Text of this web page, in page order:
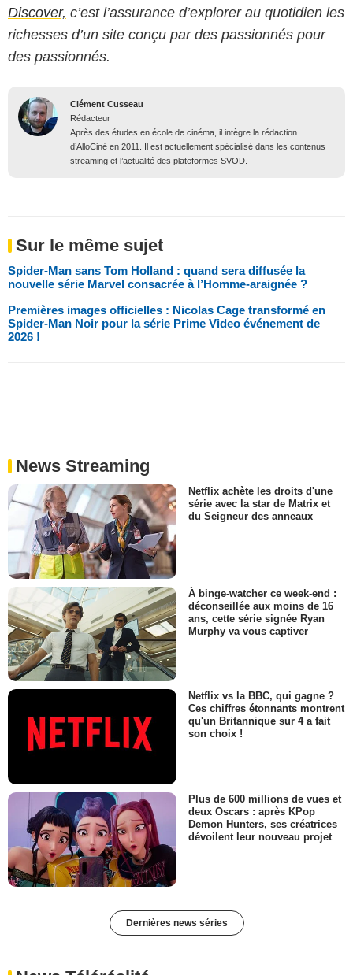
Discover, c’est l’assurance d’explorer au quotidien les
richesses d’un site conçu par des passionnés pour
des passionnés.
Clément Cusseau
Rédacteur
Après des études en école de cinéma, il intègre la rédaction
d’AlloCiné en 2011. Il est actuellement spécialisé dans les contenus
streaming et l’actualité des plateformes SVOD.
Sur le même sujet
Spider-Man sans Tom Holland : quand sera diffusée la
nouvelle série Marvel consacrée à l’Homme-araignée ?
Premières images officielles : Nicolas Cage transformé en
Spider-Man Noir pour la série Prime Video événement de
2026 !
News Streaming
Netflix achète les droits d'une
série avec la star de Matrix et
du Seigneur des anneaux
À binge-watcher ce week-end :
déconseillée aux moins de 16
ans, cette série signée Ryan
Murphy va vous captiver
Netflix vs la BBC, qui gagne ?
Ces chiffres étonnants montrent
qu'un Britannique sur 4 a fait
son choix !
Plus de 600 millions de vues et
deux Oscars : après KPop
Demon Hunters, ses créatrices
dévoilent leur nouveau projet
Dernières news séries